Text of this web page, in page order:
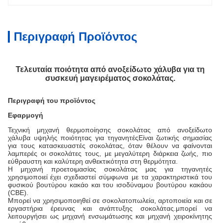
Περιγραφή Προϊόντος
Τελευταία ποιότητα από ανοξείδωτο χάλυβα για τη
συσκευή μαγειρέματος σοκολάτας.
Περιγραφή του προϊόντος
Εφαρμογή
Τεχνική μηχανή θερμοποίησης σοκολάτας από ανοξείδωτο
χάλυβα υψηλής ποιότητας για τηγανητέςΕίναι ζωτικής σημασίας
για τους κατασκευαστές σοκολάτας, όταν θέλουν να φαίνονται
λαμπερές οι σοκολάτες τους, με μεγαλύτερη διάρκεια ζωής, πιο
εύθραυστη και καλύτερη ανθεκτικότητα στη θερμότητα.
Η μηχανή προετοιμασίας σοκολάτας μας για τηγανητές
χρησιμοποιεί έχει σχεδιαστεί σύμφωνα με τα χαρακτηριστικά του
φυσικού βουτύρου κακάο και του ισοδύναμου βουτύρου κακάου
(CBE).
Μπορεί να χρησιμοποιηθεί σε σοκολατοπωλεία, αρτοποιεία και σε
εργαστήρια έρευνας και ανάπτυξης σοκολάτας.μπορεί να
λειτουργήσει ως μηχανή ενσωμάτωσης και μηχανή χειροκίνητης